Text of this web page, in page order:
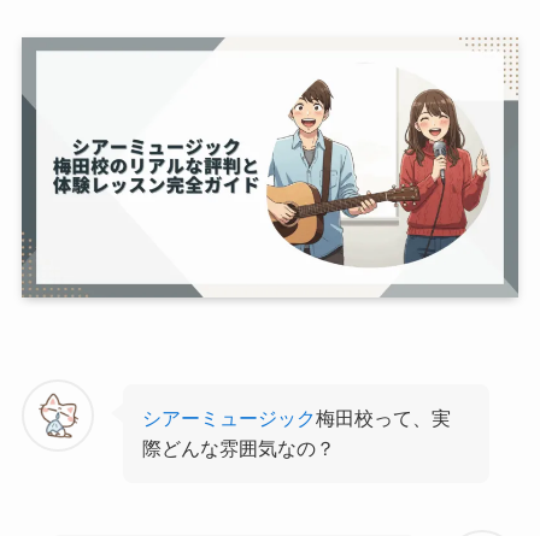
シアーミュージック梅田校って、実
際どんな雰囲気なの？